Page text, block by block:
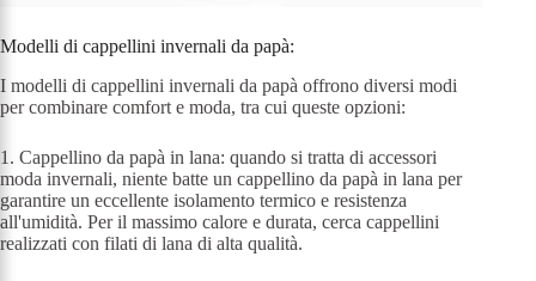
Modelli di cappellini invernali da papà:
I modelli di cappellini invernali da papà offrono diversi modi
per combinare comfort e moda, tra cui queste opzioni:
1. Cappellino da papà in lana: quando si tratta di accessori
moda invernali, niente batte un cappellino da papà in lana per
garantire un eccellente isolamento termico e resistenza
all'umidità. Per il massimo calore e durata, cerca cappellini
realizzati con filati di lana di alta qualità.